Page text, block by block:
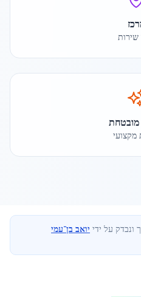
שירות
מובטחת
מקצועי
ונבדק על ידי יואב בן־עמי